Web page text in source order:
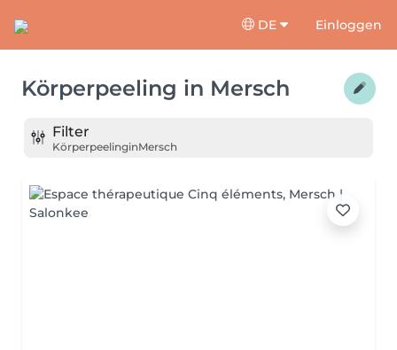
DE Einloggen
Körperpeeling in Mersch
Filter
KörperpeelinginMersch